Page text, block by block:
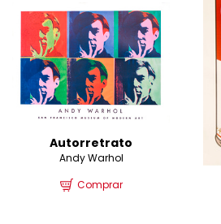
Autorretrato
Andy Warhol
Comprar